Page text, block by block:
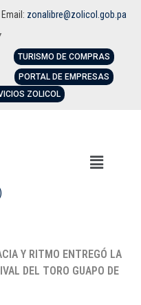
Email: zonalibre@zolicol.gob.pa
TURISMO DE COMPRAS
PORTAL DE EMPRESAS
ZOLICOL
Y RITMO ENTREGÓ LA
DEL TORO GUAPO DE